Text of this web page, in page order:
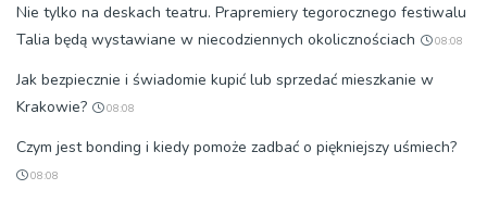
Nie tylko na deskach teatru. Prapremiery tegorocznego festiwalu
Talia będą wystawiane w niecodziennych okolicznościach
08:08
Jak bezpiecznie i świadomie kupić lub sprzedać mieszkanie w
Krakowie?
08:08
Czym jest bonding i kiedy pomoże zadbać o piękniejszy uśmiech?
08:08